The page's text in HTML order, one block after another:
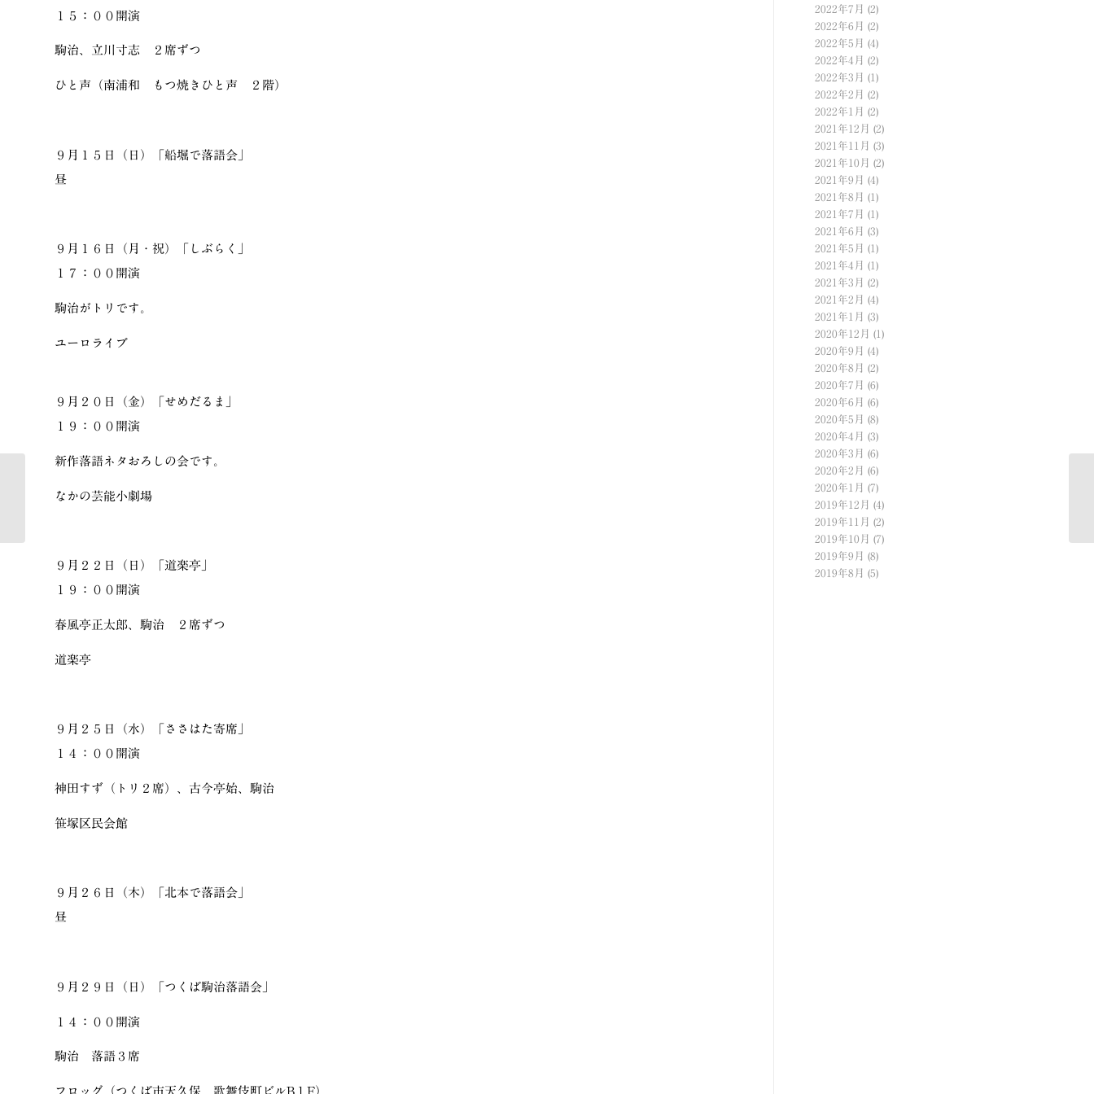
１５：００開演
駒治、立川寸志 ２席ずつ
ひと声（南浦和 もつ焼きひと声 ２階）
９月１５日（日）「船堀で落語会」
昼
９月１６日（月・祝）「しぶらく」
１７：００開演
駒治がトリです。
ユーロライブ
９月２０日（金）「せめだるま」
１９：００開演
新作落語ネタおろしの会です。
なかの芸能小劇場
９月２２日（日）「道楽亭」
１９：００開演
春風亭正太郎、駒治 ２席ずつ
道楽亭
９月２５日（水）「ささはた寄席」
１４：００開演
神田すず（トリ２席）、古今亭始、駒治
笹塚区民会館
９月２６日（木）「北本で落語会」
昼
９月２９日（日）「つくば駒治落語会」
１４：００開演
駒治 落語３席
フロッグ（つくば市天久保 歌舞伎町ビルB１F）
2022年7月
(2)
2022年6月
(2)
2022年5月
(4)
2022年4月
(2)
2022年3月
(1)
2022年2月
(2)
2022年1月
(2)
2021年12月
(2)
2021年11月
(3)
2021年10月
(2)
2021年9月
(4)
2021年8月
(1)
2021年7月
(1)
2021年6月
(3)
2021年5月
(1)
2021年4月
(1)
2021年3月
(2)
2021年2月
(4)
2021年1月
(3)
2020年12月
(1)
2020年9月
(4)
2020年8月
(2)
2020年7月
(6)
2020年6月
(6)
2020年5月
(8)
2020年4月
(3)
2020年3月
(6)
2020年2月
(6)
2020年1月
(7)
2019年12月
(4)
2019年11月
(2)
2019年10月
(7)
2019年9月
(8)
2019年8月
(5)
赤坂寄席完売のお知らせ